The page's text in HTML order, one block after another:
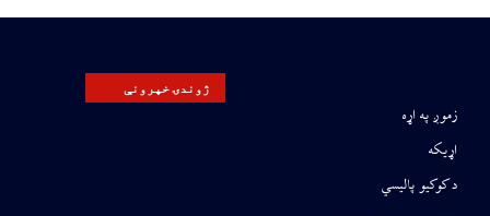
ژوندۍ خپرونې
زموږ په اړه
اړیکه
د کوکیو پالیسي